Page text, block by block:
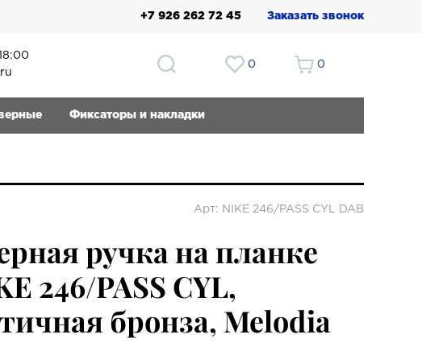
+7 926 262 72 45 Заказать звонок
0 0
Фиксаторы и накладки
Арт: NIKE 246/PASS CYL DAB
ручка на планке
246/PASS CYL,
бронза, Melodia